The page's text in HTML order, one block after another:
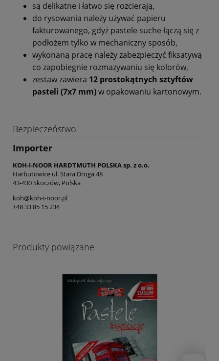
są delikatne i łatwo się rozcierają,
do rysowania należy używać papieru
fakturowanego, gdyż pastele suche łączą się z
podłożem tylko w mechaniczny sposób,
wykonaną pracę należy zabezpieczyć fiksatywą
co zapobiegnie rozmazywaniu się kolorów,
zestaw zawiera 12 prostokątnych sztyftów
pasteli (7x7 mm)w opakowaniu kartonowym.
Bezpieczeństwo
Importer
KOH-I-NOOR HARDTMUTH POLSKA sp. z o.o.
Harbutowice ul. Stara Droga 48
43-430 Skoczów, Polska
koh@koh-i-noor.pl
+48 33 85 15 234
Produkty powiązane